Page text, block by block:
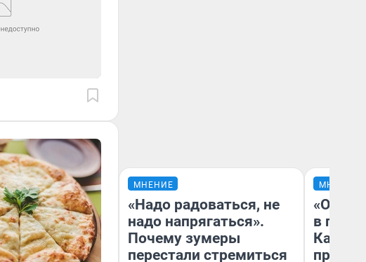
МНЕНИЕ
«Надо радоваться, не
надо напрягаться».
Почему зумеры
перестали стремиться
МНЕНИЕ
в
Как в